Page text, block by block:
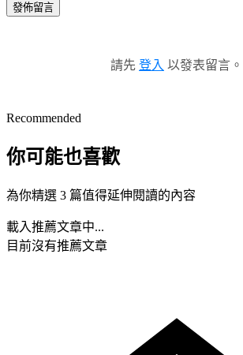
發佈留言
請先 登入 以發表留言。
Recommended
你可能也喜歡
為你精選 3 篇值得延伸閱讀的內容
載入推薦文章中...
目前沒有推薦文章